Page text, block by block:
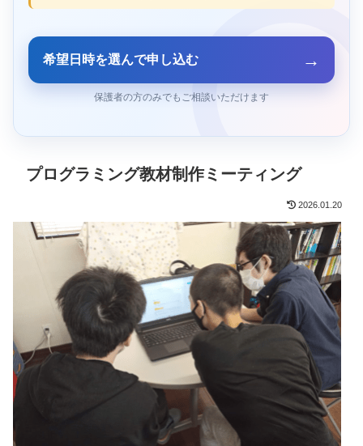
希望日時を選んで申し込む →
保護者の方のみでもご相談いただけます
プログラミング教材制作ミーティング
2026.01.20